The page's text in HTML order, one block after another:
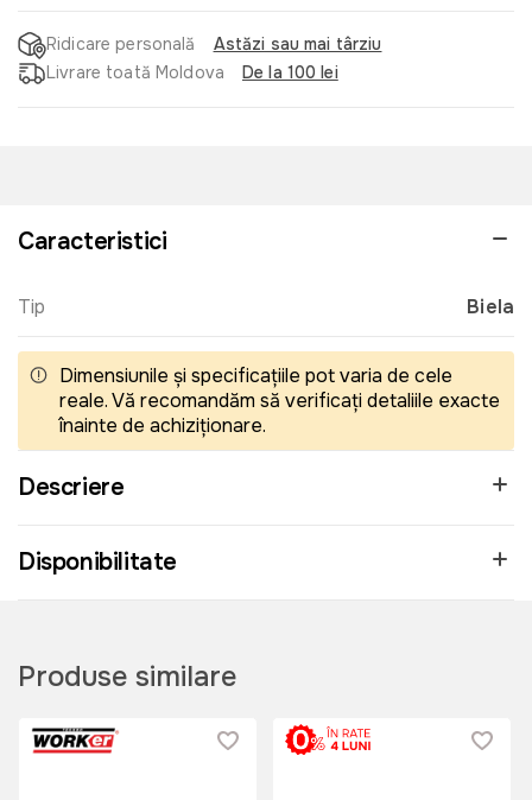
Ridicare personală
Astăzi sau mai târziu
Livrare toată Moldova
De la 100 lei
Caracteristici
Tip Biela
Dimensiunile și specificațiile pot varia de cele
reale. Vă recomandăm să verificați detaliile exacte
înainte de achiziționare.
Descriere
Disponibilitate
Produse similare